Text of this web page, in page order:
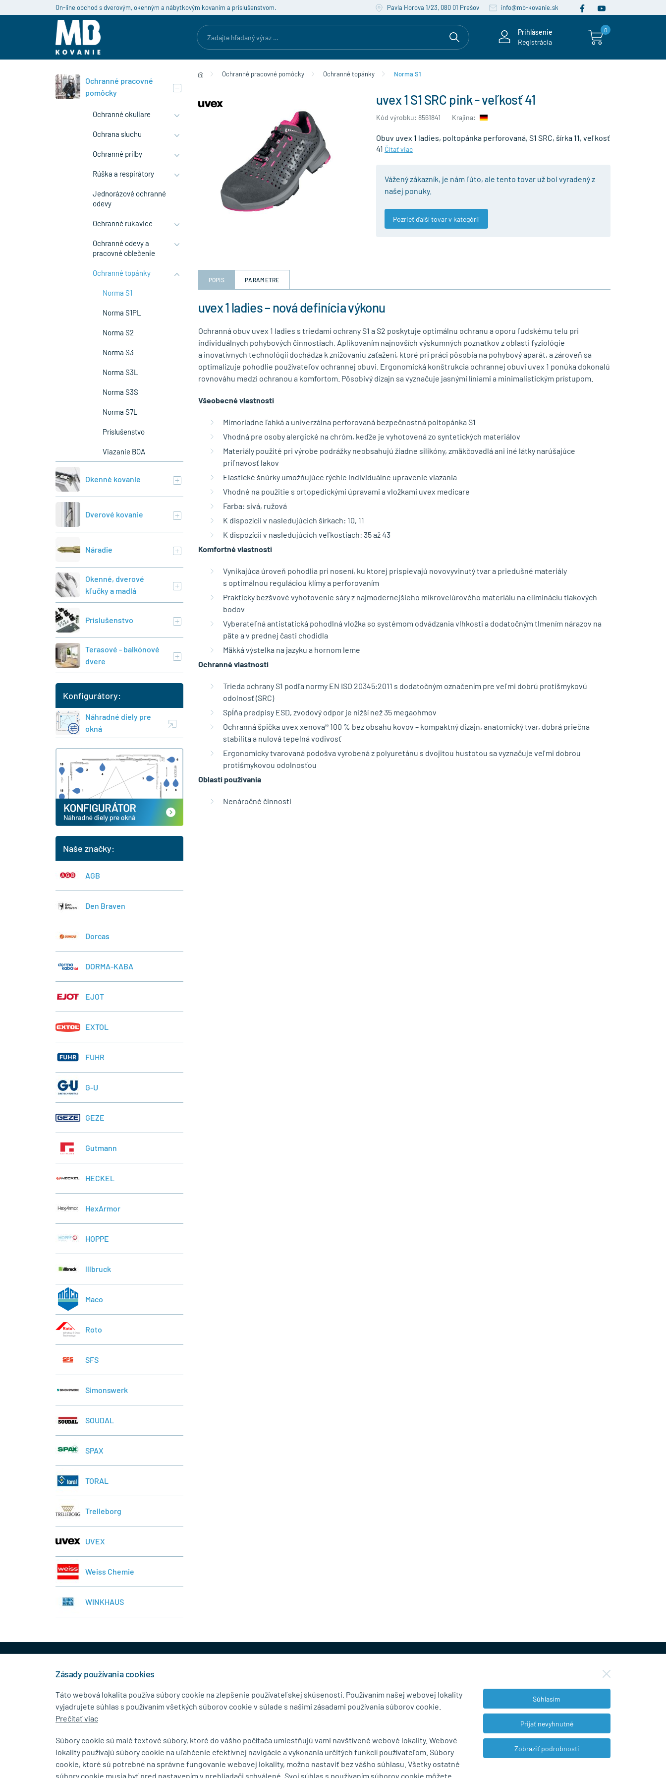
On-line obchod s dverovým, okenným a nábytkovým kovaním a príslušenstvom. Pavla Horova 1/23, 080 01 Prešov info@mb-kovanie.sk
Prihlásenie
Registrácia
0
Ochranné pracovné pomôcky Ochranné topánky Norma S1
uvex 1 S1 SRC pink - veľkosť 41
Kód výrobku: 8561841 Krajina:
Obuv uvex 1 ladies, poltopánka perforovaná, S1 SRC, šírka 11, veľkosť
41 Čítať viac
Vážený zákazník, je nám ľúto, ale tento tovar už bol vyradený z
našej ponuky.
Pozrieť ďalší tovar v kategórií
POPIS PARAMETRE
uvex 1 ladies – nová definícia výkonu
Ochranná obuv uvex 1 ladies s triedami ochrany S1 a S2 poskytuje optimálnu ochranu a oporu ľudskému telu pri
individuálnych pohybových činnostiach. Aplikovaním najnovších výskumných poznatkov z oblasti fyziológie
a inovatívnych technológií dochádza k znižovaniu zaťažení, ktoré pri práci pôsobia na pohybový aparát, a zároveň sa
optimalizuje pohodlie používateľov ochrannej obuvi. Ergonomická konštrukcia ochrannej obuvi uvex 1 ponúka dokonalú
rovnováhu medzi ochranou a komfortom. Pôsobivý dizajn sa vyznačuje jasnými líniami a minimalistickým prístupom.
Všeobecné vlastnosti
Mimoriadne ľahká a univerzálna perforovaná bezpečnostná poltopánka S1
Vhodná pre osoby alergické na chróm, keďže je vyhotovená zo syntetických materiálov
Materiály použité pri výrobe podrážky neobsahujú žiadne silikóny, zmäkčovadlá ani iné látky narúšajúce
priľnavosť lakov
Elastické šnúrky umožňujúce rýchle individuálne upravenie viazania
Vhodné na použitie s ortopedickými úpravami a vložkami uvex medicare
Farba: sivá, ružová
K dispozícii v nasledujúcich šírkach: 10, 11
K dispozícii v nasledujúcich veľkostiach: 35 až 43
Komfortné vlastnosti
Vynikajúca úroveň pohodlia pri nosení, ku ktorej prispievajú novovyvinutý tvar a priedušné materiály
s optimálnou reguláciou klímy a perforovaním
Prakticky bezšvové vyhotovenie sáry z najmodernejšieho mikrovelúrového materiálu na elimináciu tlakových
bodov
Vyberateľná antistatická pohodlná vložka so systémom odvádzania vlhkosti a dodatočným tlmením nárazov na
päte a v prednej časti chodidla
Mäkká výstelka na jazyku a hornom leme
Ochranné vlastnosti
Trieda ochrany S1 podľa normy EN ISO 20345:2011 s dodatočným označením pre veľmi dobrú protišmykovú
odolnosť (SRC)
Spĺňa predpisy ESD, zvodový odpor je nižší než 35 megaohmov
Ochranná špička uvex xenova® 100 % bez obsahu kovov – kompaktný dizajn, anatomický tvar, dobrá priečna
stabilita a nulová tepelná vodivosť
Ergonomicky tvarovaná podošva vyrobená z polyuretánu s dvojitou hustotou sa vyznačuje veľmi dobrou
protišmykovou odolnosťou
Oblasti používania
Nenáročné činnosti
Ochranné pracovné
pomôcky
Ochranné okuliare
Ochrana sluchu
Ochranné prilby
Rúška a respirátory
Jednorázové ochranné
odevy
Ochranné rukavice
Ochranné odevy a
pracovné oblečenie
Ochranné topánky
Norma S1
Norma S1PL
Norma S2
Norma S3
Norma S3L
Norma S3S
Norma S7L
Príslušenstvo
Viazanie BOA
Okenné kovanie
Dverové kovanie
Náradie
Okenné, dverové
kľučky a madlá
Príslušenstvo
Terasové - balkónové
dvere
Konfigurátory:
Náhradné diely pre
okná
Naše značky:
AGB
Den Braven
Dorcas
DORMA-KABA
EJOT
EXTOL
FUHR
G-U
GEZE
Gutmann
HECKEL
HexArmor
HOPPE
lllbruck
Maco
Roto
SFS
Simonswerk
SOUDAL
SPAX
TORAL
Trelleborg
UVEX
Weiss Chemie
WINKHAUS
KONTAKTNÉ ÚDAJE
MB.Kovanie
Pavla Horova 1/23, 080 01
Prešov
O Spoločnosti
Blog
Kontakty
Doručenie a osobný odber
Obchodné podmienky
Reklamačný poriadok
Ochrana osobných údajov
NEWSLETTER
Zásady používania cookies
Táto webová lokalita používa súbory cookie na zlepšenie používateľskej skúsenosti. Používaním našej webovej lokality
vyjadrujete súhlas s používaním všetkých súborov cookie v súlade s našimi zásadami používania súborov cookie.
Prečítať viac
Súbory cookie sú malé textové súbory, ktoré do vášho počítača umiestňujú vami navštívené webové lokality. Webové
lokality používajú súbory cookie na uľahčenie efektívnej navigácie a vykonania určitých funkcií používateľom. Súbory
cookie, ktoré sú potrebné na správne fungovanie webovej lokality, možno nastaviť bez vášho súhlasu. Všetky ostatné
súbory cookie musia byť pred nastavením v prehliadači schválené. Svoj súhlas s používaním súborov cookie môžete
Súhlasím
Prijať nevyhnutné
Zobraziť podrobnosti